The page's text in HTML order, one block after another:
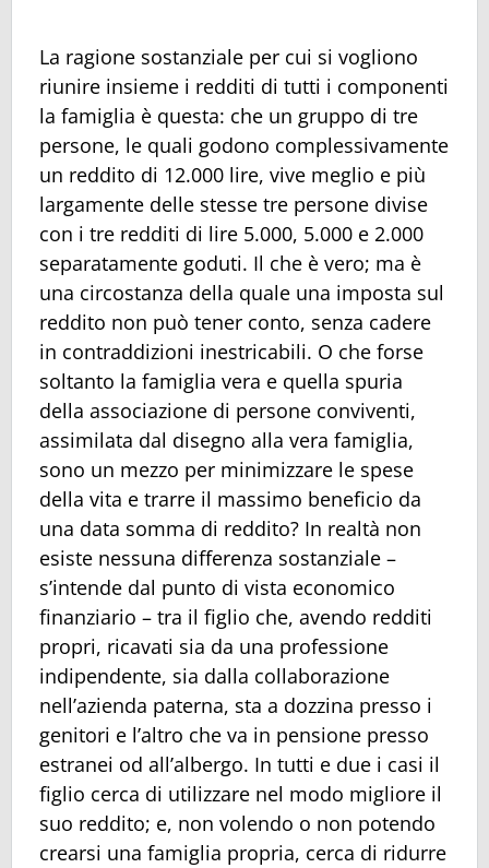
La ragione sostanziale per cui si vogliono
riunire insieme i redditi di tutti i componenti
la famiglia è questa: che un gruppo di tre
persone, le quali godono complessivamente
un reddito di 12.000 lire, vive meglio e più
largamente delle stesse tre persone divise
con i tre redditi di lire 5.000, 5.000 e 2.000
separatamente goduti. Il che è vero; ma è
una circostanza della quale una imposta sul
reddito non può tener conto, senza cadere
in contraddizioni inestricabili. O che forse
soltanto la famiglia vera e quella spuria
della associazione di persone conviventi,
assimilata dal disegno alla vera famiglia,
sono un mezzo per minimizzare le spese
della vita e trarre il massimo beneficio da
una data somma di reddito? In realtà non
esiste nessuna differenza sostanziale –
s’intende dal punto di vista economico
finanziario – tra il figlio che, avendo redditi
propri, ricavati sia da una professione
indipendente, sia dalla collaborazione
nell’azienda paterna, sta a dozzina presso i
genitori e l’altro che va in pensione presso
estranei od all’albergo. In tutti e due i casi il
figlio cerca di utilizzare nel modo migliore il
suo reddito; e, non volendo o non potendo
crearsi una famiglia propria, cerca di ridurre